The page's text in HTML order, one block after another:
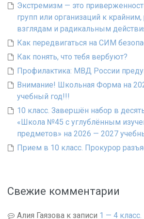
Экстремизм — это
групп или организаций к
взглядам и радикальным
Как передвигаться на СИМ
Как понять, что тебя вербуют?
Профилактика: МВД России
Внимание! Школьная Форма на
учебный год!!!
10 класс. Завершён набор в
«Школа №45 с углублённым
предметов» на 2026 — 2027
Прием в 10 класс. Прокурор
Свежие комментарии
Алия Гаязова к записи 1 — 4 класс.